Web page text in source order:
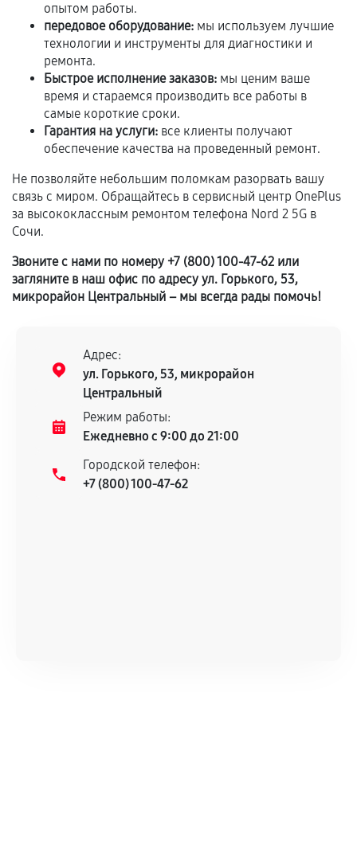
соблюдены следующие условия:
Предоставленные детали подходят по
техническим параметрам и не имеют внешних
дефектов.
Установка была выполнена нашим сервисным
центром.
При этом гарантия на сами комплектующие
остается на стороне производителя или
продавца. За качество сторонних деталей
сервисный центр ответственности не несет.
опытом работы.
передовое оборудование: мы используем лучшие
технологии и инструменты для диагностики и
ремонта.
Быстрое исполнение заказов: мы ценим ваше
время и стараемся производить все работы в
самые короткие сроки.
Гарантия на услуги: все клиенты получают
обеспечение качества на проведенный ремонт.
Не позволяйте небольшим поломкам разорвать вашу
связь с миром. Обращайтесь в сервисный центр OnePlus
за высококлассным ремонтом телефона Nord 2 5G в
Сочи.
Звоните с нами по номеру +7 (800) 100-47-62 или
загляните в наш офис по адресу ул. Горького, 53,
микрорайон Центральный – мы всегда рады помочь!
Адрес:
ул. Горького, 53, микрорайон
Центральный
Режим работы:
Ежедневно с 9:00 до 21:00
Городской телефон:
+7 (800) 100-47-62